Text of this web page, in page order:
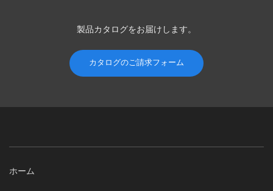
製品カタログをお届けします。
カタログのご請求フォーム
ホーム